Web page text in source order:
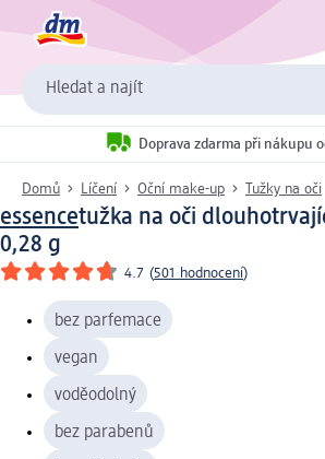
Hledat a najít
Doprava zdarma při nákupu
Domů Líčení Oční make-up Tužky na oči
essencetužka na oči
0,28 g
4.7 (501 hodnocení)
bez parfemace
vegan
voděodolný
bez parabenů